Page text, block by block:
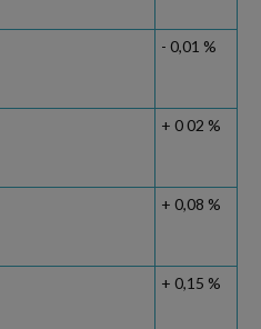
- 0,01 %
+ 0 02 %
+ 0,08 %
+ 0,15 %